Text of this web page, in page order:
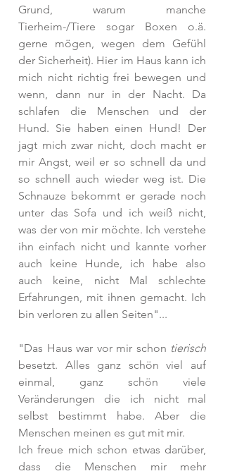
Grund, warum manche
Tierheim-/Tiere sogar Boxen o.ä.
gerne mögen, wegen dem Gefühl
der Sicherheit). Hier im Haus kann ich
mich nicht richtig frei bewegen und
wenn, dann nur in der Nacht. Da
schlafen die Menschen und der
Hund. Sie haben einen Hund! Der
jagt mich zwar nicht, doch macht er
mir Angst, weil er so schnell da und
so schnell auch wieder weg ist. Die
Schnauze bekommt er gerade noch
unter das Sofa und ich weiß nicht,
was der von mir möchte. Ich verstehe
ihn einfach nicht und kannte vorher
auch keine Hunde, ich habe also
auch keine, nicht Mal schlechte
Erfahrungen, mit ihnen gemacht. Ich
bin verloren zu allen Seiten"...
"Das Haus war vor mir schon tierisch
besetzt. Alles ganz schön viel auf
einmal, ganz schön viele
Veränderungen die ich nicht mal
selbst bestimmt habe. Aber die
Menschen meinen es gut mit mir.
Ich freue mich schon etwas darüber,
dass die Menschen mir mehr